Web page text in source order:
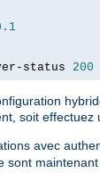
status 200
soit
avec
sont